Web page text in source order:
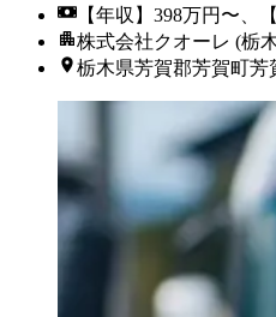
【年収】398万円〜、
株式会社クオーレ (栃
栃木県芳賀郡芳賀町芳